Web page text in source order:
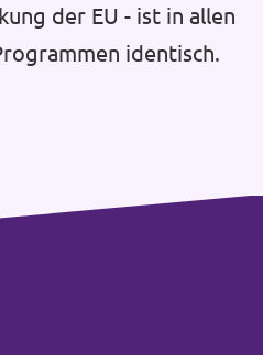
der EU - ist in allen
identisch.